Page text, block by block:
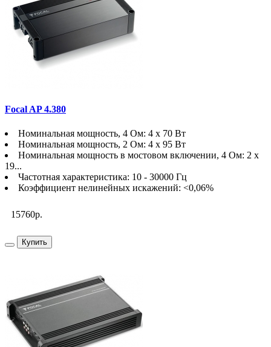
Focal AP 4.380
Номинальная мощность, 4 Ом: 4 х 70 Вт
Номинальная мощность, 2 Ом: 4 х 95 Вт
Номинальная мощность в мостовом включении, 4 Ом: 2 х
19...
Частотная характеристика: 10 - 30000 Гц
Коэффициент нелинейных искажений: <0,06%
15760р.
Купить